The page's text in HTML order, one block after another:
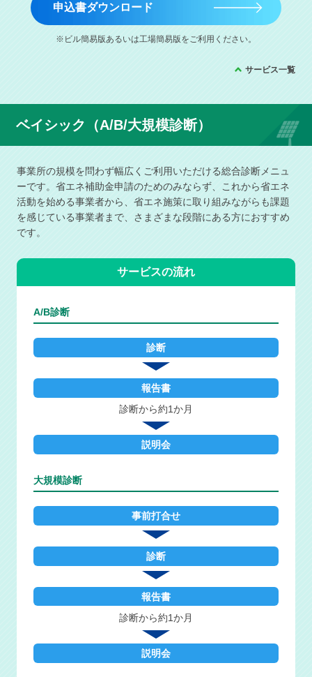
申込書ダウンロード
※ビル簡易版あるいは工場簡易版をご利用ください。
サービス一覧
ベイシック（A/B/大規模診断）
事業所の規模を問わず幅広くご利用いただける総合診断メニュ
ーです。 省エネ補助金申請のためのみならず、これから省エネ
活動を始める事業者から、省エネ施策に取り組みながらも課題
を感じている事業者まで、さまざまな段階にある方におすすめ
です。
サービスの流れ
A/B診断
診断
報告書
診断から約1か月
説明会
大規模診断
事前打合せ
診断
報告書
診断から約1か月
説明会